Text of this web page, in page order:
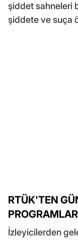
şiddet sahneleri
şiddete ve suça
RTÜK'TEN
İzleyicilerden